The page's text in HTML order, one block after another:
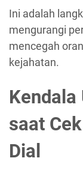
Ini adalah
mengurangi
mencegah
kejahatan.
Kendala
saat
Dial